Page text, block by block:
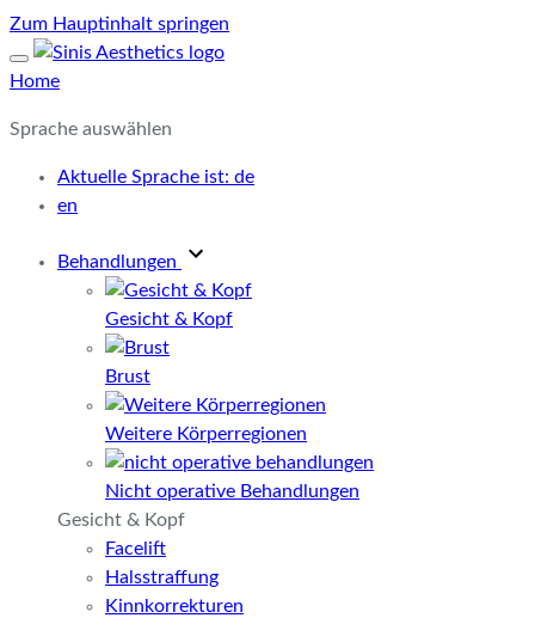
Zum Hauptinhalt springen
Home
Sprache auswählen
Aktuelle Sprache ist: de
en
Behandlungen
Gesicht & Kopf
Brust
Weitere Körperregionen
Nicht operative Behandlungen
Gesicht & Kopf
Facelift
Halsstraffung
Kinnkorrekturen